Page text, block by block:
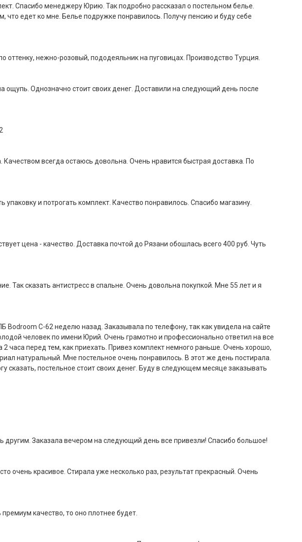
Спасибо менеджеру Юрию. Так подробно рассказал о постельном белье.
что едет ко мне. Белье подружке понравилось. Получу пенсию и буду себе
нежно-розовый, пододеяльник на пуговицах. Производство Турция.
ощупь. Однозначно стоит своих денег. Доставили на следующий день после
всегда остаюсь довольна. Очень нравится быстрая доставка. По
и потрогать комплект. Качество понравилось. Спасибо магазину.
цена - качество. Доставка почтой до Рязани обошлась всего 400 руб. Чуть
Так сказать антистресс в спальне. Очень довольна покупкой. Мне 55 лет и я
C-62 неделю назад. Заказывала по телефону, так как увидела на сайте
человек по имени Юрий. Очень грамотно и профессионально ответил на все
перед тем, как приехать. Привез комплект немного раньше. Очень хорошо,
натуральный. Мне постельное очень понравилось. В этот же день постирала.
сказать, постельное стоит своих денег. Буду в следующем месяце заказывать
другим. Заказала вечером на следующий день все привезли! Спасибо большое!
очень красивое. Стирала уже несколько раз, результат прекрасный. Очень
качество, то оно плотнее будет.